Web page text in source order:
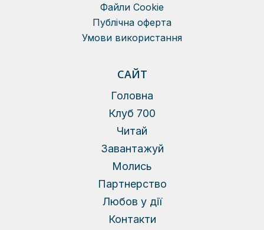
Файли Сookie
Публічна оферта
Умови використання
САЙТ
Головна
Клуб 700
Читай
Завантажуй
Молись
Партнерство
Любов у дії
Контакти